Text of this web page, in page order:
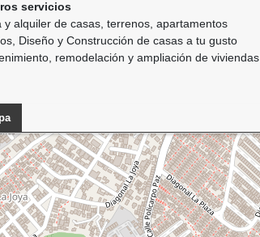
servicios
y alquiler de casas, terrenos, apartamentos
Diseño y Construcción de casas a tu gusto
remodelación y ampliación de viviendas